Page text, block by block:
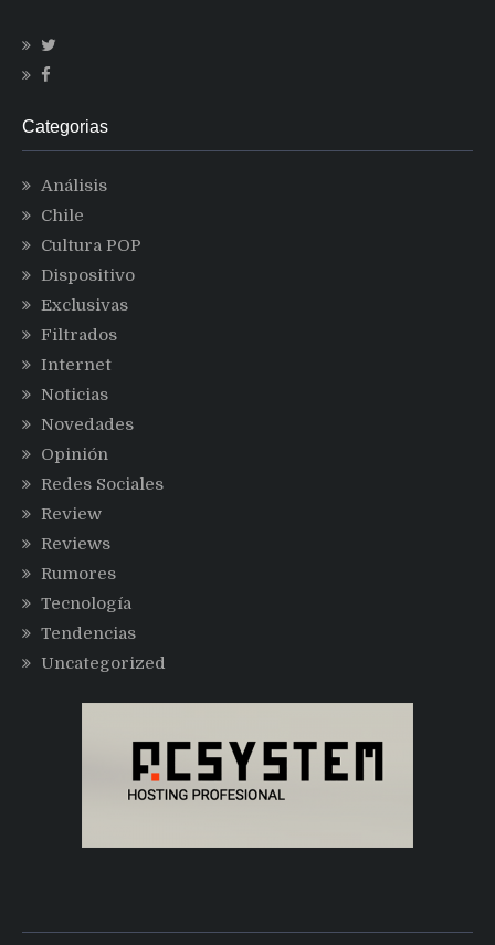
Categorias
Análisis
Chile
Cultura POP
Dispositivo
Exclusivas
Filtrados
Internet
Noticias
Novedades
Opinión
Redes Sociales
Review
Reviews
Rumores
Tecnología
Tendencias
Uncategorized